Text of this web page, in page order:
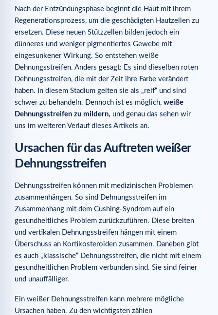
Nach der Entzündungsphase beginnt die Haut mit ihrem
Regenerationsprozess, um die geschädigten Hautzellen zu
ersetzen. Diese neuen Stützzellen bilden jedoch ein
dünneres und weniger pigmentiertes Gewebe mit
eingesunkener Wirkung. So entstehen weiße
Dehnungsstreifen. Anders gesagt: Es sind dieselben roten
Dehnungsstreifen, die mit der Zeit ihre Farbe verändert
haben. In diesem Stadium gelten sie als „reif“ und sind
schwer zu behandeln. Dennoch ist es möglich, weiße
Dehnungsstreifen zu mildern, und genau das sehen wir
uns im weiteren Verlauf dieses Artikels an.
Ursachen für das Auftreten weißer
Dehnungsstreifen
Dehnungsstreifen können mit medizinischen Problemen
zusammenhängen. So sind Dehnungsstreifen im
Zusammenhang mit dem Cushing-Syndrom auf ein
gesundheitliches Problem zurückzuführen. Diese breiten
und vertikalen Dehnungsstreifen hängen mit einem
Überschuss an Kortikosteroiden zusammen. Daneben gibt
es auch „klassische“ Dehnungsstreifen, die nicht mit einem
gesundheitlichen Problem verbunden sind. Sie sind feiner
und unauffälliger.
Ein weißer Dehnungsstreifen kann mehrere mögliche
Ursachen haben. Zu den wichtigsten zählen